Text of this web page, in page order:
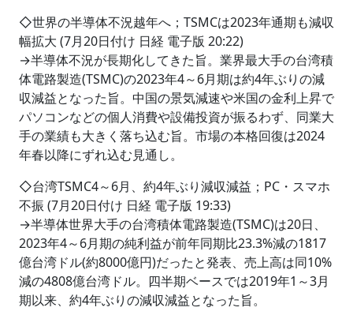
◇世界の半導体不況越年へ；TSMCは2023年通期も減収
幅拡大 (7月20日付け 日経 電子版 20:22)
→半導体不況が長期化してきた旨。業界最大手の台湾積
体電路製造(TSMC)の2023年4～6月期は約4年ぶりの減
収減益となった旨。中国の景気減速や米国の金利上昇で
パソコンなどの個人消費や設備投資が振るわず、同業大
手の業績も大きく落ち込む旨。市場の本格回復は2024
年春以降にずれ込む見通し。
◇台湾TSMC4～6月、約4年ぶり減収減益；PC・スマホ
不振 (7月20日付け 日経 電子版 19:33)
→半導体世界大手の台湾積体電路製造(TSMC)は20日、
2023年4～6月期の純利益が前年同期比23.3%減の1817
億台湾ドル(約8000億円)だったと発表、売上高は同10%
減の4808億台湾ドル。四半期ベースでは2019年1～3月
期以来、約4年ぶりの減収減益となった旨。